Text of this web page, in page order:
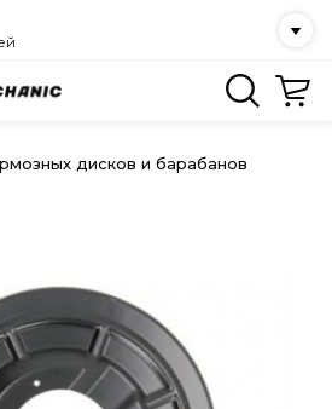
дисков и барабанов